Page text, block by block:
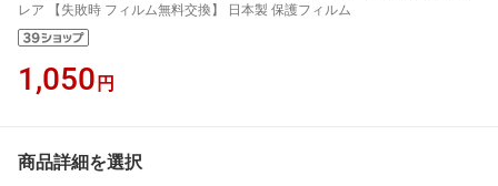
レア 【失敗時 フィルム無料交換】 日本製 保護フィルム
1,050 円
商品詳細を選択